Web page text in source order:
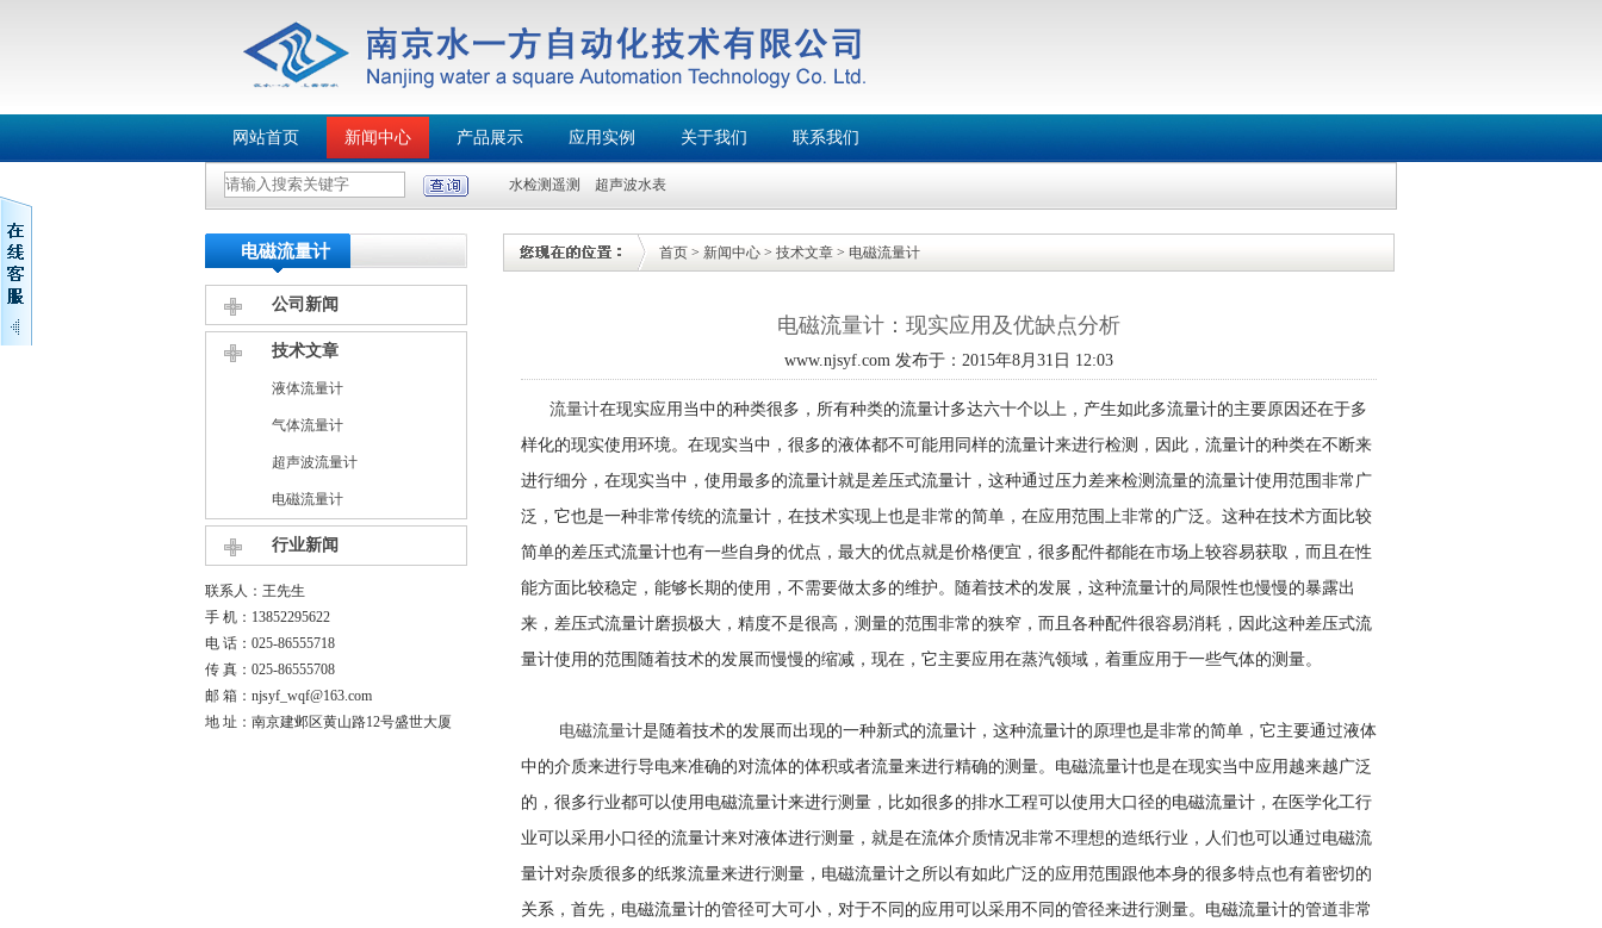
网站首页 新闻中心 产品展示 应用实例 关于我们 联系我们
水检测遥测 超声波水表
电磁流量计
公司新闻
技术文章
液体流量计
气体流量计
超声波流量计
电磁流量计
行业新闻
联系人：王先生
手 机：13852295622
电 话：025-86555718
传 真：025-86555708
邮 箱：njsyf_wqf@163.com
地 址：南京建邺区黄山路12号盛世大厦
首页 > 新闻中心 > 技术文章 > 电磁流量计
电磁流量计：现实应用及优缺点分析
www.njsyf.com 发布于：2015年8月31日 12:03
流量计在现实应用当中的种类很多，所有种类的流量计多达六十个以上，产生如此多流量计的主要原因还在于多
样化的现实使用环境。在现实当中，很多的液体都不可能用同样的流量计来进行检测，因此，流量计的种类在不断来
进行细分，在现实当中，使用最多的流量计就是差压式流量计，这种通过压力差来检测流量的流量计使用范围非常广
泛，它也是一种非常传统的流量计，在技术实现上也是非常的简单，在应用范围上非常的广泛。这种在技术方面比较
简单的差压式流量计也有一些自身的优点，最大的优点就是价格便宜，很多配件都能在市场上较容易获取，而且在性
能方面比较稳定，能够长期的使用，不需要做太多的维护。随着技术的发展，这种流量计的局限性也慢慢的暴露出
来，差压式流量计磨损极大，精度不是很高，测量的范围非常的狭窄，而且各种配件很容易消耗，因此这种差压式流
量计使用的范围随着技术的发展而慢慢的缩减，现在，它主要应用在蒸汽领域，着重应用于一些气体的测量。
电磁流量计是随着技术的发展而出现的一种新式的流量计，这种流量计的原理也是非常的简单，它主要通过液体
中的介质来进行导电来准确的对流体的体积或者流量来进行精确的测量。电磁流量计也是在现实当中应用越来越广泛
的，很多行业都可以使用电磁流量计来进行测量，比如很多的排水工程可以使用大口径的电磁流量计，在医学化工行
业可以采用小口径的流量计来对液体进行测量，就是在流体介质情况非常不理想的造纸行业，人们也可以通过电磁流
量计对杂质很多的纸浆流量来进行测量，电磁流量计之所以有如此广泛的应用范围跟他本身的很多特点也有着密切的
关系，首先，电磁流量计的管径可大可小，对于不同的应用可以采用不同的管径来进行测量。电磁流量计的管道非常